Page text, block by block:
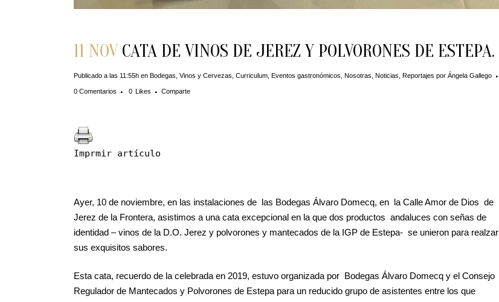
11 NOVCATA DE VINOS DE JEREZ Y POLVORONES DE ESTEPA.
Publicado a las 11:55h en Bodegas, Vinos y Cervezas Curriculum Eventos gastronómicos Nosotras Noticias Reportajes por Ángela Gallego
0 Comentarios 0 Likes Comparte
Imprmir artículo
Ayer, 10 de noviembre, en las instalaciones de las Bodegas Álvaro Domecq, en la Calle Amor de Dios de
Jerez de la Frontera, asistimos a una cata excepcional en la que dos productos andaluces con señas de
identidad – vinos de la D.O. Jerez y polvorones y mantecados de la IGP de Estepa- se unieron para realzar
sus exquisitos sabores.
Esta cata, recuerdo de la celebrada en 2019, estuvo organizada por Bodegas Álvaro Domecq y el Consejo
Regulador de Mantecados y Polvorones de Estepa para un reducido grupo de asistentes entre los que